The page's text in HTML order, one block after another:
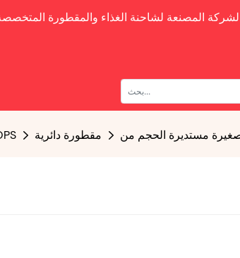
المصنعة لشاحنة الغذاء والمقطورة
مقطورة دائرية